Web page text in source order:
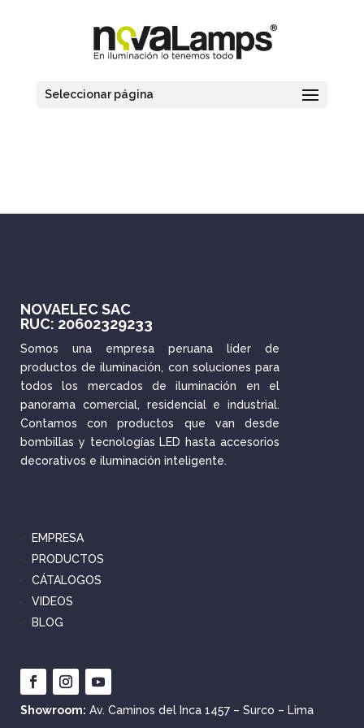
Seleccionar página
NOVAELEC SAC
RUC: 20602329233
Somos una empresa peruana líder de
productos de iluminación, con soluciones para
todos los mercados de iluminación en el
panorama comercial, residencial e industrial.
Contamos con productos que van desde
bombillas y tecnologías LED hasta accesorios
decorativos e iluminación inteligente.
EMPRESA
PRODUCTOS
CÁTALOGOS
VIDEOS
BLOG
Showroom: Av. Caminos del Inca 1457 – Surco – Lima